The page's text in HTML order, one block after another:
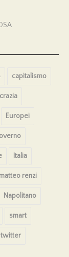
capitalismo
Europei
Italia
matteo renzi
Napolitano
smart
twitter